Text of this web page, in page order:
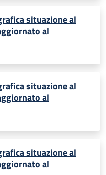
situazione al
al
situazione al
al
situazione al
al